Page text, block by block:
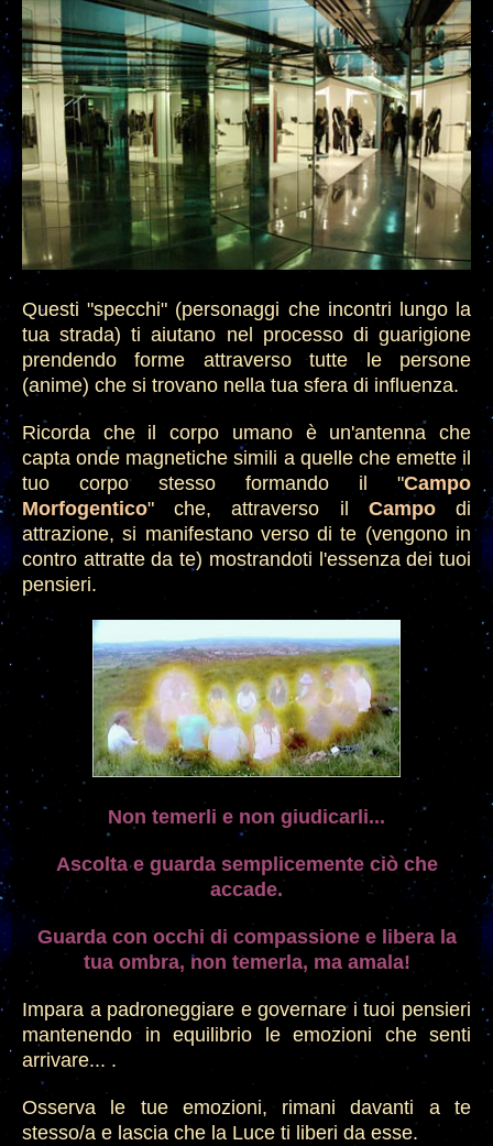
Questi "specchi" (personaggi che incontri lungo la
tua strada) ti aiutano nel processo di guarigione
prendendo forme attraverso tutte le persone
(anime) che si trovano nella tua sfera di influenza.
Ricorda che il corpo umano è un'antenna che
capta onde magnetiche simili a quelle che emette il
tuo corpo stesso formando il "Campo
Morfogentico" che, attraverso il Campodi
attrazione, si manifestano verso di te(vengono in
contro attratte da te) mostrandoti l'essenza dei tuoi
pensieri.
Non temerli e non giudicarli...
Ascolta e guarda semplicemente ciò che
accade.
Guarda con occhi di compassione e libera la
tua ombra, non temerla, ma amala!
Impara a padroneggiare e governare i tuoi pensieri
mantenendo in equilibrio le emozioni che senti
arrivare... .
Osserva le tue emozioni, rimani davanti a te
stesso/a e lascia che la Luce ti liberi da esse.